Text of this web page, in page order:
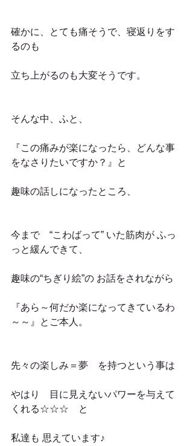
確かに、とても痛そうで、寝返りをす
るのも
立ち上がるのも大変そうです。
そんな中、ふと、
『この痛みが楽になったら、どんな事
をなさりたいですか？』と
趣味の話しになったところ、
今まで　“こわばって” いた筋肉が ふっ
っと緩んできて、
趣味の“ちぎり絵”の お話をされながら
『あら～何だか楽になってきているわ
～～』とご本人。
先々の楽しみ＝夢　を持つという事は
やはり　目に見えないパワーを与えて
くれる☆☆☆　と
私達も 思えています♪